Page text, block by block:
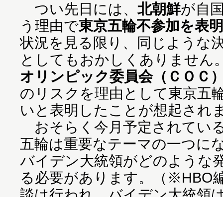
つい先日には、 北朝鮮が自
う理由で東京五輪不参加を表明
状況を見る限り、同じような
としてもおかしくありません
オリンピック委員会（ＣＯＣ
のリスクを理由として東京五
いと表明したことが想起され
おそらく今月予定されてい
五輪は重要なテーマの一つに
バイデン大統領がどのような
る必要があります。（※HBO